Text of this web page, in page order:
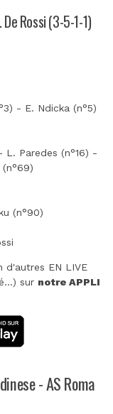
Rossi (3-5-1-1)
- E. Ndicka (n°5)
L. Paredes (n°16) -
(n°69)
(n°90)
EN LIVE
sur notre APPLI
- AS Roma